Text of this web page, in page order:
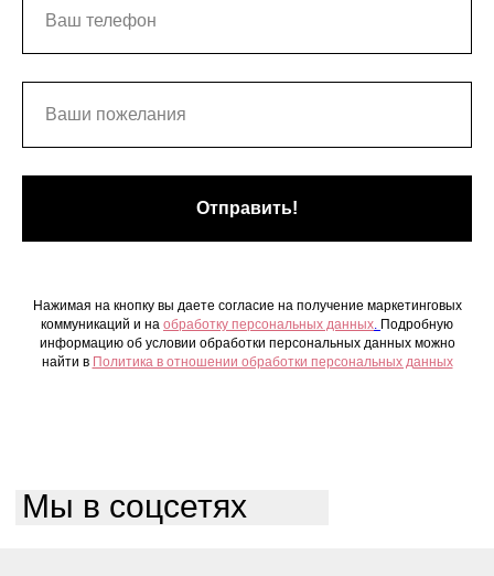
Отправить!
Нажимая на кнопку вы даете согласие на получение маркетинговых
коммуникаций и на обработку персональных данных. Подробную
информацию об условии обработки персональных данных можно
найти в Политика в отношении обработки персональных данных
Мы в соцсетях